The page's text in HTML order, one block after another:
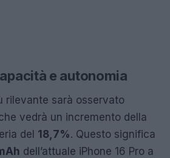
e autonomia
rilevante sarà osservato
vedrà un incremento della
del 18,7%. Questo significa
dell’attuale iPhone 16 Pro a